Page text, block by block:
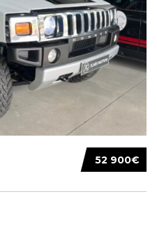
52 900€